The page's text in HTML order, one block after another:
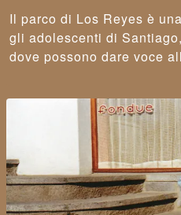
Il parco di Los Reyes è
gli adolescenti di
dove possono dare voce